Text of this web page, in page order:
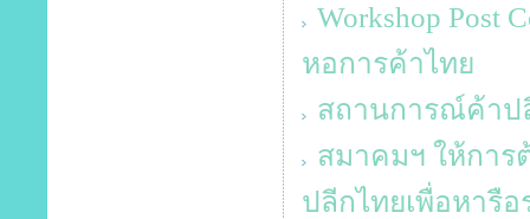
Workshop Post
หอการค้าไทย
สถานการณ์ค้าป
สมาคมฯ ให้กา
ปลีกไทยเพื่อหารื